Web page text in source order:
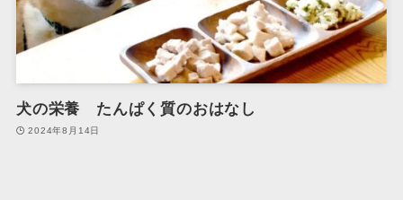
犬の栄養 たんぱく質のおはなし
2024年8月14日